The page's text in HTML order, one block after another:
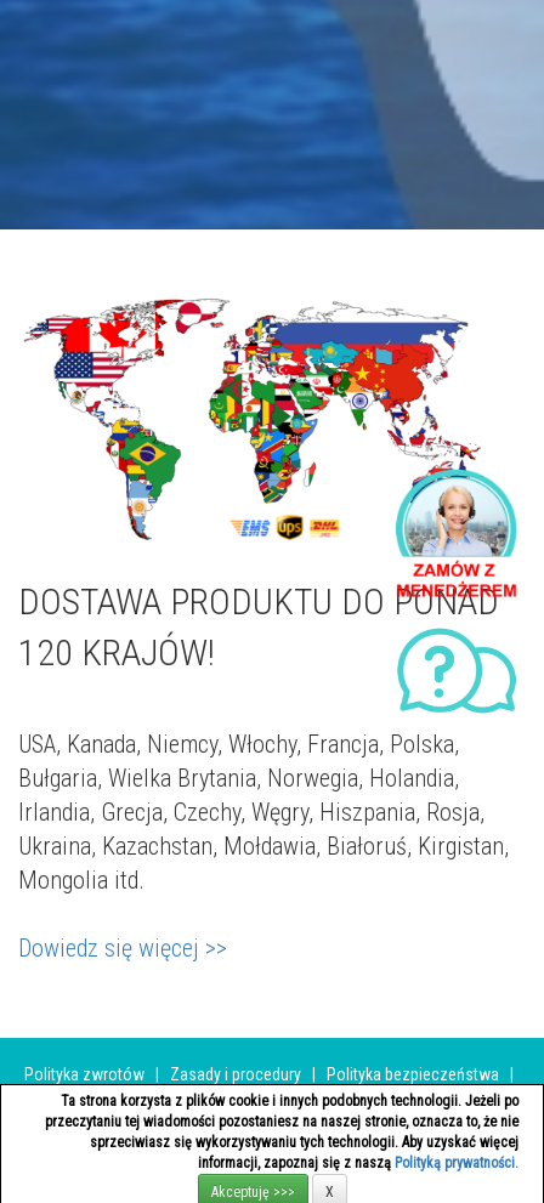
DOSTAWA PRODUKTU DO PONAD
120 KRAJÓW!
USA, Kanada, Niemcy, Włochy, Francja, Polska,
Bułgaria, Wielka Brytania, Norwegia, Holandia,
Irlandia, Grecja, Czechy, Węgry, Hiszpania, Rosja,
Ukraina, Kazachstan, Mołdawia, Białoruś, Kirgistan,
Mongolia itd.
Dowiedz się więcej >>
Polityka zwrotów Zasady i procedury Polityka bezpieczeństwa
Polityka bezpieczeństwo i prywatności |Sposoby płatności|
Skontaktuj się z nami|Wejść
VIMGRACE © 2026 All Rights Reserved.
Ta strona korzysta z plików cookie i innych podobnych technologii. Jeżeli po
przeczytaniu tej wiadomości pozostaniesz na naszej stronie, oznacza to, że nie
sprzeciwiasz się wykorzystywaniu tych technologii. Aby uzyskać więcej
informacji, zapoznaj się z naszą Polityką prywatności.
Akceptuję >>>
X